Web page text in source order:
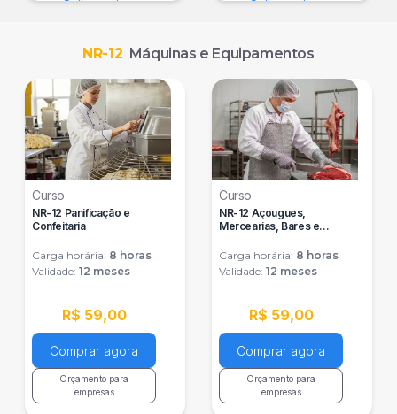
Saiba mais Saiba mais
NR-12 Máquinas e Equipamentos
Curso
NR-12 Panificação e
Confeitaria
Carga horária: 8 horas
Validade: 12 meses
R$ 59,00
Comprar agora
Orçamento para
empresas
Curso
NR-12 Açougues,
Mercearias, Bares e
Carga horária: 8 horas
Validade: 12 meses
R$ 59,00
Comprar agora
Orçamento para
empresas